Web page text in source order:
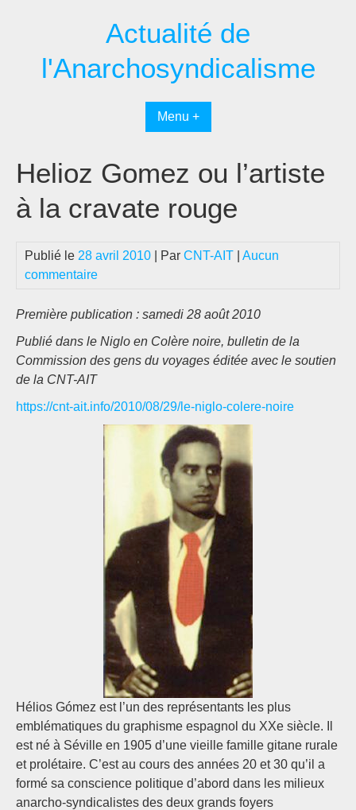
Actualité de
l'Anarchosyndicalisme
Menu +
Helioz Gomez ou l’artiste
à la cravate rouge
Publié le 28 avril 2010 | Par CNT-AIT
Aucun
commentaire
Première publication : samedi 28 août 2010
Publié dans le Niglo en Colère noire, bulletin de la
Commission des gens du voyages éditée avec le soutien
de la CNT-AIT
https://cnt-ait.info/2010/08/29/le-niglo-colere-noire
Hélios Gómez est l’un des représentants les plus
emblématiques du graphisme espagnol du XXe siècle. Il
est né à Séville en 1905 d’une vieille famille gitane rurale
et prolétaire. C’est au cours des années 20 et 30 qu’il a
formé sa conscience politique d’abord dans les milieux
anarcho-syndicalistes des deux grands foyers